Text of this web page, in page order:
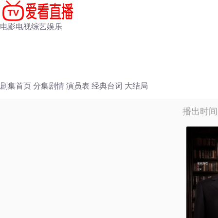
电影电视综艺娱乐
剧集首页 分集剧情 演员表 经典台词 大结局
播出时